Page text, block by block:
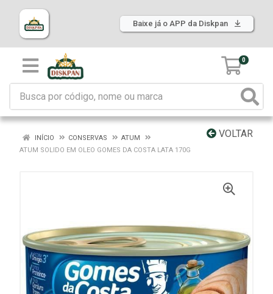
Baixe já o APP da Diskpan
0
VOLTAR
INÍCIO CONSERVAS
ATUM
ATUM SOLIDO EM OLEO GOMES DA COSTA LATA 170G